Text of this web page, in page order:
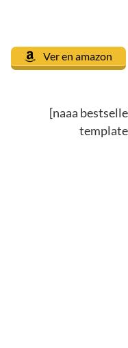
Ver en amazon
[naaa